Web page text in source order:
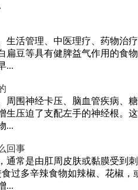
生活管理、中医理疗、药物治
扁豆等具有健脾益气作用的食
...
周围神经卡压、脑血管疾病、
生压迫了支配左手的神经根。
...
回事
通常是由肛周皮肤或黏膜受到
过多辛辣食物如辣椒、花椒
...